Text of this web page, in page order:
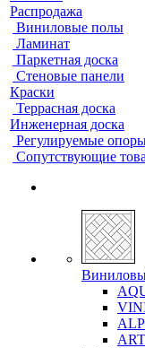
Распродажа
Виниловые полы
Ламинат
Паркетная доска
Стеновые панели
Краски
Террасная доска
Инженерная доска
Регулируемые
Сопутствующие